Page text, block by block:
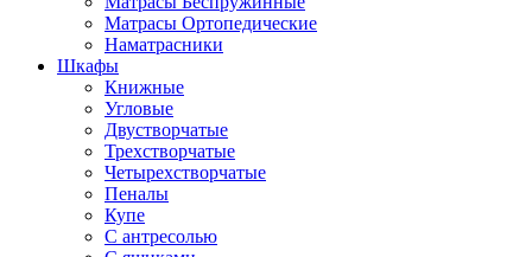
Матрасы Ортопедические
Наматрасники
Шкафы
Книжные
Угловые
Двустворчатые
Трехстворчатые
Четырехстворчатые
Пеналы
Купе
С антресолью